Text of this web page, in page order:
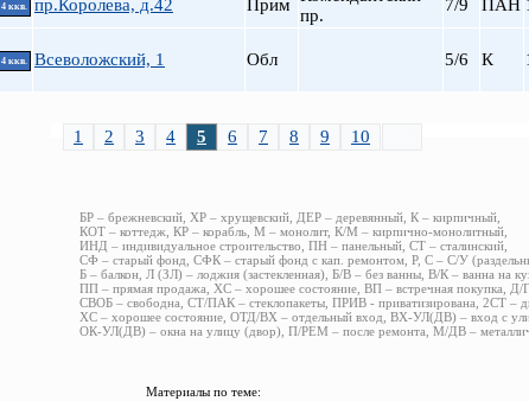
4 ккв. пр.Королева, д.42 Прим
пр.
7/9 ПАН
4 ккв. Всеволожский, 1 Обл 5/6 К
1 2 3 4 5 6 7 8 9 10
БР – брежневский, ХР – хрущевский, ДЕР – деревянный, К – кирпичный,
КОТ – коттедж, КР – корабль, М – монолит, К/М – кирпично-монолитный,
ИНД – индивидуальное строительство, ПН – панельный, СТ – сталинский,
СФ – старый фонд, СФК – старый фонд с кап. ремонтом, Р, С – С/У
Б – балкон, Л (ЗЛ) – лоджия (застекленная), Б/В – без ванны, В/К – ванна на
ПП – прямая продажа, ХС – хорошее состояние, ВП – встречная покупка, Д/
СВОБ – свободна, СТ/ПАК – стеклопакеты, ПРИВ - приватизирована, 2СТ –
ХС – хорошее состояние, ОТД/ВХ – отдельный вход, ВХ-УЛ(ДВ) – вход с
ОК-УЛ(ДВ) – окна на улицу (двор), П/РЕМ – после ремонта, М/ДВ –
Материалы по теме: